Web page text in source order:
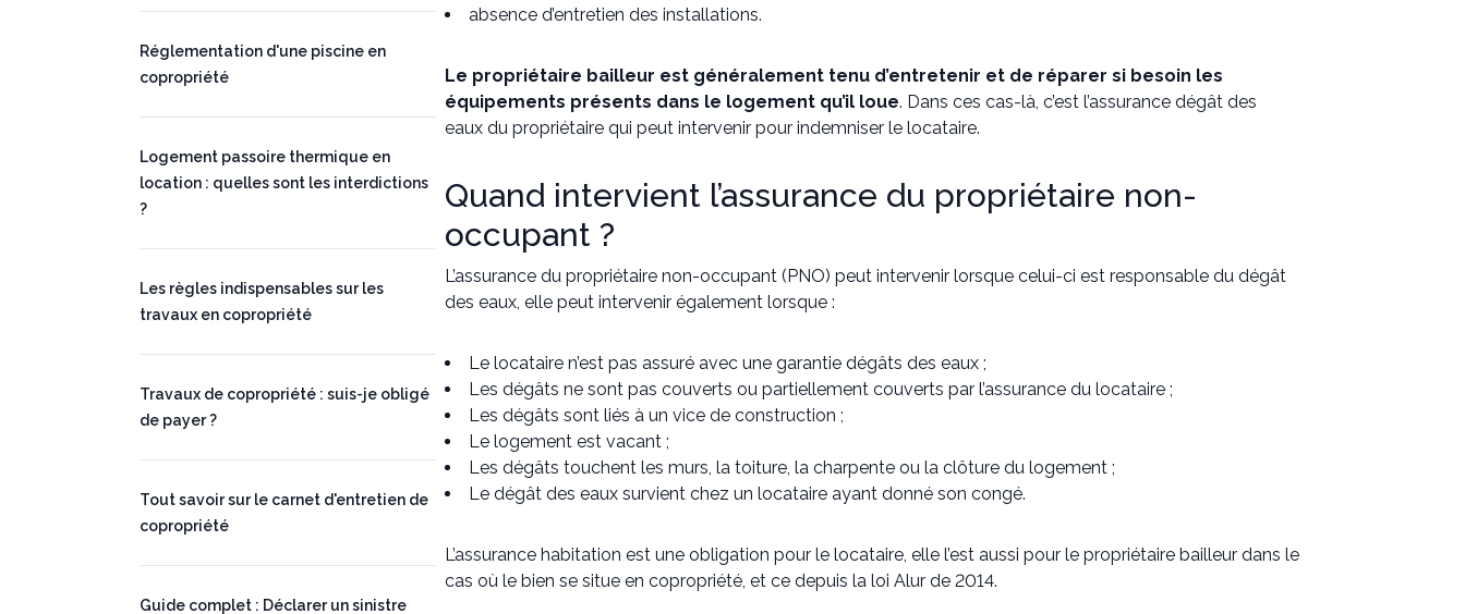
Réglementation d'une piscine en
copropriété
Logement passoire thermique en
location : quelles sont les interdictions
?
Les règles indispensables sur les
travaux en copropriété
Travaux de copropriété : suis-je obligé
de payer ?
Tout savoir sur le carnet d'entretien de
copropriété
Guide complet : Déclarer un sinistre
absence d’entretien des installations.
Le propriétaire bailleur est généralement tenu d’entretenir et de réparer si besoin les
équipements présents dans le logement qu’il loue. Dans ces cas-là, c’est l’assurance dégât des
eaux du propriétaire qui peut intervenir pour indemniser le locataire.
Quand intervient l’assurance du propriétaire non-
occupant ?
L’assurance du propriétaire non-occupant (PNO) peut intervenir lorsque celui-ci est responsable du dégât
des eaux, elle peut intervenir également lorsque :
Le locataire n’est pas assuré avec une garantie dégâts des eaux ;
Les dégâts ne sont pas couverts ou partiellement couverts par l’assurance du locataire ;
Les dégâts sont liés à un vice de construction ;
Le logement est vacant ;
Les dégâts touchent les murs, la toiture, la charpente ou la clôture du logement ;
Le dégât des eaux survient chez un locataire ayant donné son congé.
L’assurance habitation est une obligation pour le locataire, elle l’est aussi pour le propriétaire bailleur dans le
cas où le bien se situe en copropriété, et ce depuis la loi Alur de 2014.